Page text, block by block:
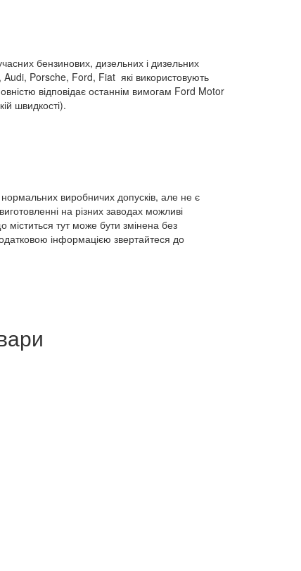
бензинових, дизельних і дизельних
, Audi, Porsche, Ford, Fiat які використовують
відповідає останнім вимогам Ford Motor
швидкості).
виробничих допусків, але не є
на різних заводах можливі
міститься тут може бути змінена без
інформацією звертайтеся до